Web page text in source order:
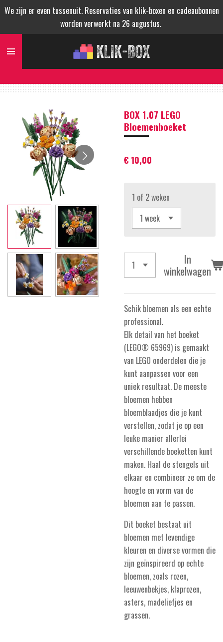
Ga
naar
de
We zijn er even tussenuit. Reservaties van klik-boxen en cadeaubonnen
worden verwerkt na 26 augustus.
BOX 1.07 LEGO
Bloemenboeket
€ 10,00
1 of 2 weken
In
winkelwagen
Schik bloemen als een echte
professional.
Elk detail van het boeket
(LEGO® 65969) is gemaakt
van LEGO onderdelen die je
kunt aanpassen voor een
uniek resultaat. De meeste
bloemen hebben
bloemblaadjes die je kunt
verstellen, zodat je op een
leuke manier allerlei
verschillende boeketten kunt
maken. Haal de stengels uit
elkaar en combineer ze om de
hoogte en vorm van de
bloemen aan te passen.
Dit boeket bestaat uit
bloemen met levendige
kleuren en diverse vormen die
zijn geïnspireerd op echte
bloemen, zoals rozen,
leeuwenbekjes, klaprozen,
asters, madeliefjes en
grassen.